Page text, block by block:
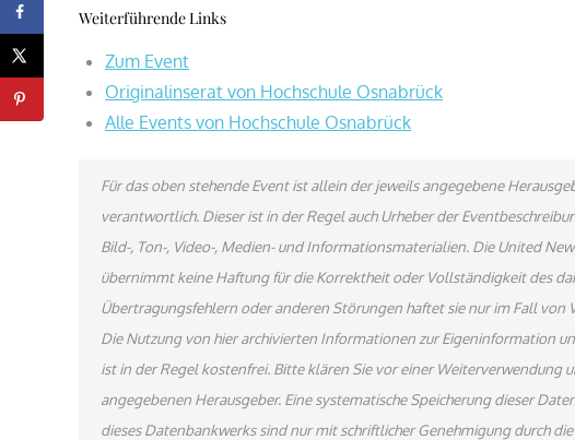
Weiterführende Links
Zum Event
Originalinserat von Hochschule Osnabrück
Alle Events von Hochschule Osnabrück
Für das oben stehende Event ist allein der jeweils angegebene
verantwortlich. Dieser ist in der Regel auch Urheber der
Bild-, Ton-, Video-, Medien- und Informationsmaterialien. Die United
übernimmt keine Haftung für die Korrektheit oder Vollständigkeit des
Übertragungsfehlern oder anderen Störungen haftet sie nur im Fall von
Die Nutzung von hier archivierten Informationen zur Eigeninformation
ist in der Regel kostenfrei. Bitte klären Sie vor einer Weiterverwendung
angegebenen Herausgeber. Eine systematische Speicherung dieser
dieses Datenbankwerks sind nur mit schriftlicher Genehmigung durch